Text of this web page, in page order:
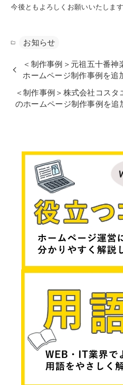
今後ともよろしくお願いいたします
お知らせ
＜制作事例＞元祖五十番
ホームページ制作事例を追
＜制作事例＞株式会社コスタ
のホームページ制作事例を追